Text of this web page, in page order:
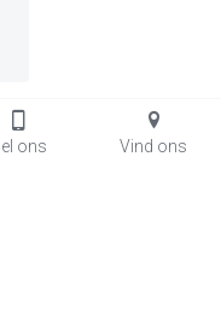
ons Vind ons